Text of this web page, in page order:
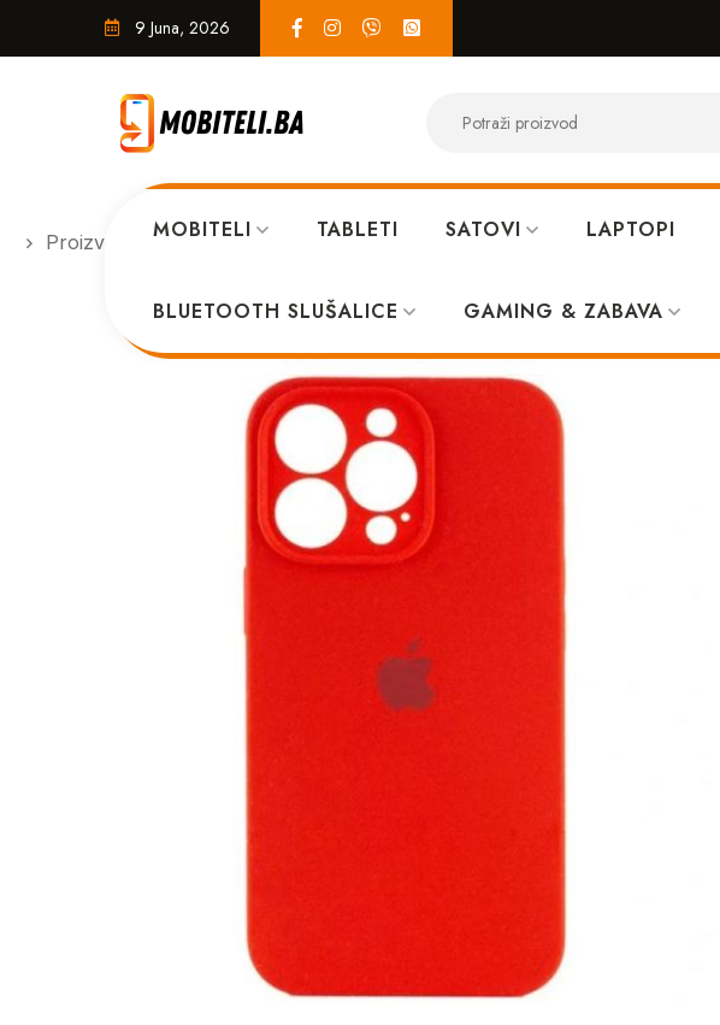
9 Juna, 2026
MOBITELI TABLETI SATOVI LAPTOPI
BLUETOOTH SLUŠALICE GAMING & ZABAVA
Proizvodi MASKICE Iphone 13 Pro Max case crvena *